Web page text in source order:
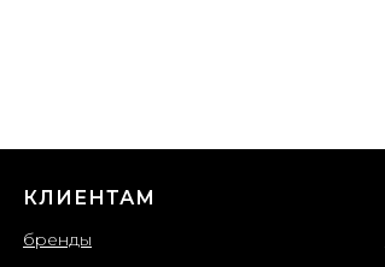
КЛИЕНТАМ
бренды